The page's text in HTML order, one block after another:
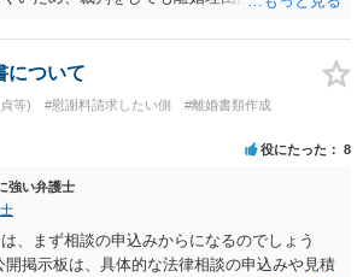
離婚裁判を行うこととなります。 いずれにし
弁護士を立てて協議を重ねていくこととなる
について
等) #慰謝料請求したい側
#離婚書類作成
役にたった 8
強い弁護士
、まず相談の申込みからになるのでしょう
掲示板は、具体的な法律相談の申込みや見積